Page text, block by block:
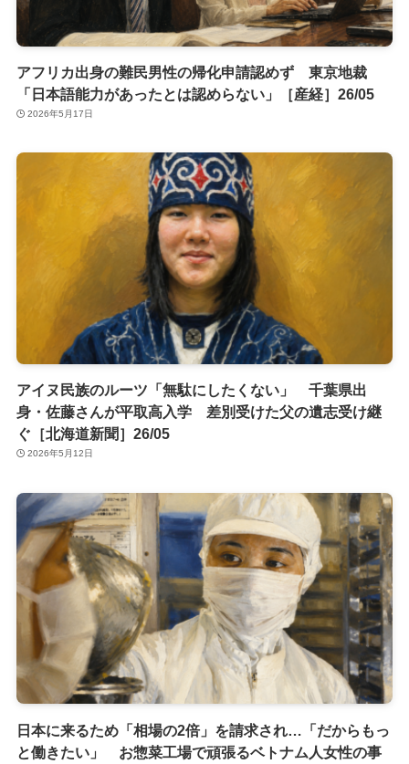
アフリカ出身の難民男性の帰化申請認めず 東京地裁
「日本語能力があったとは認めらない」［産経］26/05
2026年5月17日
アイヌ民族のルーツ「無駄にしたくない」 千葉県出
身・佐藤さんが平取高入学 差別受けた父の遺志受け継
ぐ［北海道新聞］26/05
2026年5月12日
日本に来るため「相場の2倍」を請求され…「だからもっ
と働きたい」 お惣菜工場で頑張るベトナム人女性の事